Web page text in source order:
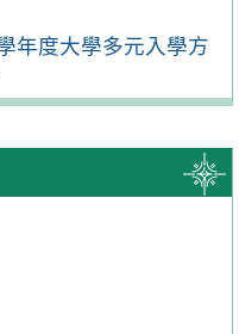
年度大學多元入學方